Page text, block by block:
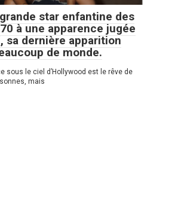
star enfantine des
à une apparence jugée
sa dernière apparition
de monde.
sous le ciel d’Hollywood est le rêve de
mais